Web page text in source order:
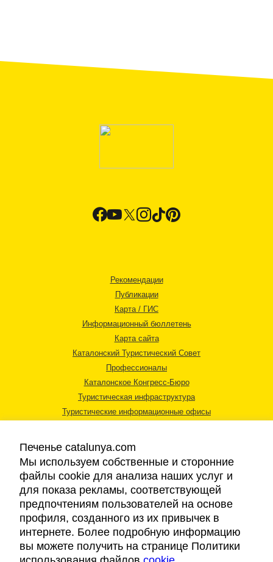
Рекомендации
Публикации
Карта / ГИС
Информационный бюллетень
Карта сайта
Каталонский Туристический Совет
Профессионалы
Каталонское Конгресс-Бюро
Туристическая инфраструктура
Туристические информационные офисы
Правовая информация
Cookies
Доступность
Печенье catalunya.com
Мы используем собственные и сторонние
файлы cookie для анализа наших услуг и
для показа рекламы, соответствующей
предпочтениям пользователей на основе
профиля, созданного из их привычек в
интернете. Более подробную информацию
вы можете получить на странице Политики